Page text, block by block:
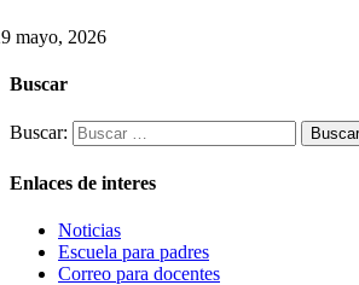
mayo, 2026
Buscar
Buscar:
Enlaces de interes
Noticias
Escuela para padres
Correo para docentes